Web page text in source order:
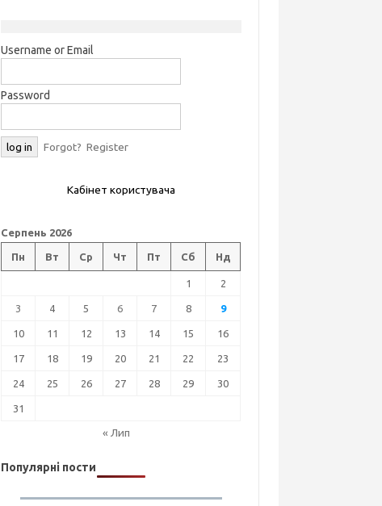
Username or Email
Password
Forgot? Register
Кабінет користувача
Серпень 2026
Пн Вт Ср Чт Пт Сб Нд
1 2
3 4 5 6 7 8 9
10 11 12 13 14 15 16
17 18 19 20 21 22 23
24 25 26 27 28 29 30
31
« Лип
Популярні пости